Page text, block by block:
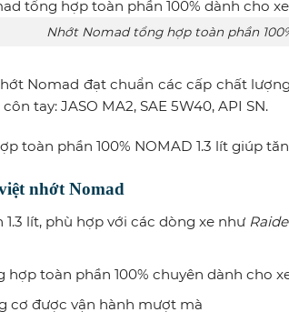
Nhớt Nomad tổng hợp toàn phần
Nomad đạt chuẩn các cấp chất
tay: JASO MA2, SAE 5W40, API SN.
toàn phần 100% NOMAD 1.3 lít giúp
nhớt Nomad
1.3 lít, phù hợp với các dòng xe như
hợp toàn phần 100% chuyên dành cho
cơ được vận hành mượt mà